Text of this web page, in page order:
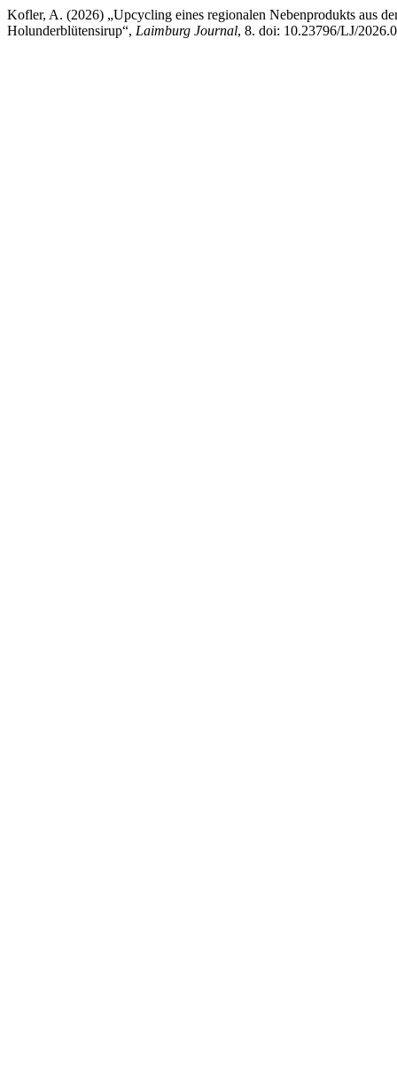
Kofler, A. (2026) „Upcycling eines regionalen Nebenprodukts aus
Holunderblütensirup“, Laimburg Journal, 8. doi: 10.23796/LJ/